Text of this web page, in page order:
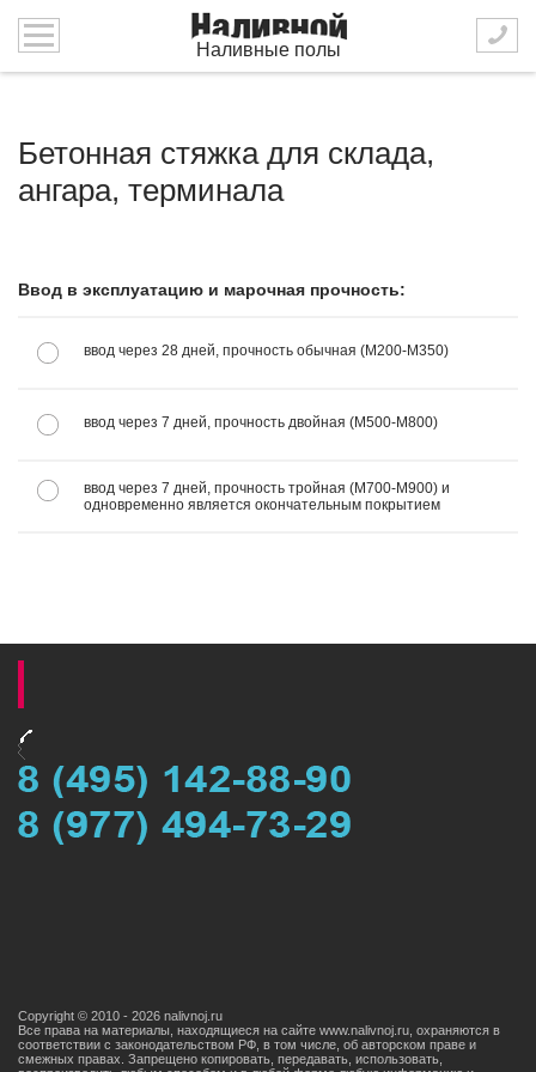
Наливные полы
Бетонная стяжка для склада,
ангара, терминала
Ввод в эксплуатацию и марочная прочность:
ввод через 28 дней, прочность обычная (М200-М350)
ввод через 7 дней, прочность двойная (М500-М800)
ввод через 7 дней, прочность тройная (М700-М900) и
одновременно является окончательным покрытием
Copyright © 2010 - 2026 nalivnoj.ru
Все права на материалы, находящиеся на сайте www.nalivnoj.ru, охраняются в
соответствии с законодательством РФ, в том числе, об авторском праве и
смежных правах. Запрещено копировать, передавать, использовать,